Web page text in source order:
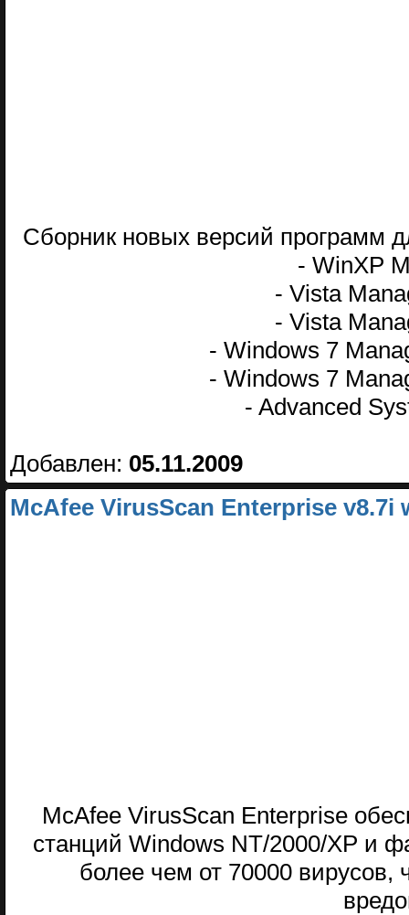
Сборник новых версий программ
- WinXP
- Vista
- Vista
- Windows 7
- Windows 7
- Advanced
Добавлен: 05.11.2009
McAfee VirusScan Enterprise
McAfee VirusScan Enterprise
станций Windows NT/2000/XP и
более чем от 70000 вирусов,